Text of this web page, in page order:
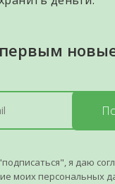
я даю
моих персональных